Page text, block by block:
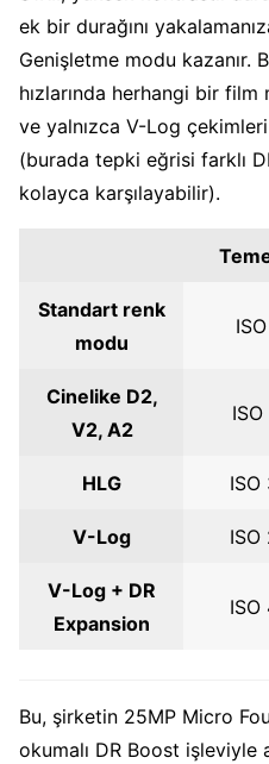
ek bir durağını
Genişletme modu kazanır.
hızlarında herhangi bir
ve yalnızca V-Log
(burada tepki eğrisi farklı
kolayca karşılayabilir).
Standart renk
modu
Cinelike D2,
V2, A2
ISO
HLG ISO
V-Log ISO
V-Log + DR
Expansion
ISO
Bu, şirketin 25MP Micro
okumalı DR Boost işleviyle